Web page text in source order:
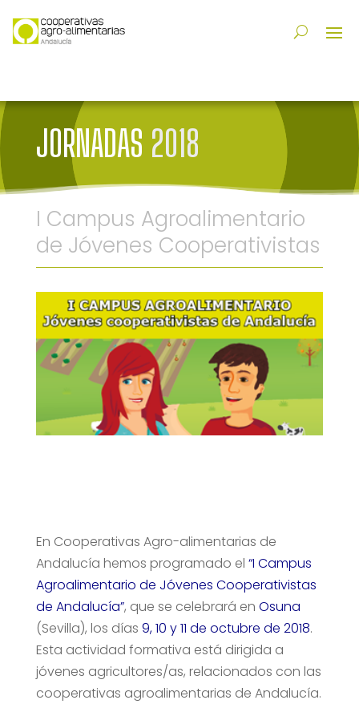
JORNADAS 2018
I Campus Agroalimentario
de Jóvenes Cooperativistas
En Cooperativas Agro-alimentarias de
Andalucía hemos programado el “I Campus
Agroalimentario de Jóvenes Cooperativistas
de Andalucía”, que se celebrará en Osuna
(Sevilla), los días 9, 10 y 11 de octubre de 2018.
Esta actividad formativa está dirigida a
jóvenes agricultores/as, relacionados con las
cooperativas agroalimentarias de Andalucía.